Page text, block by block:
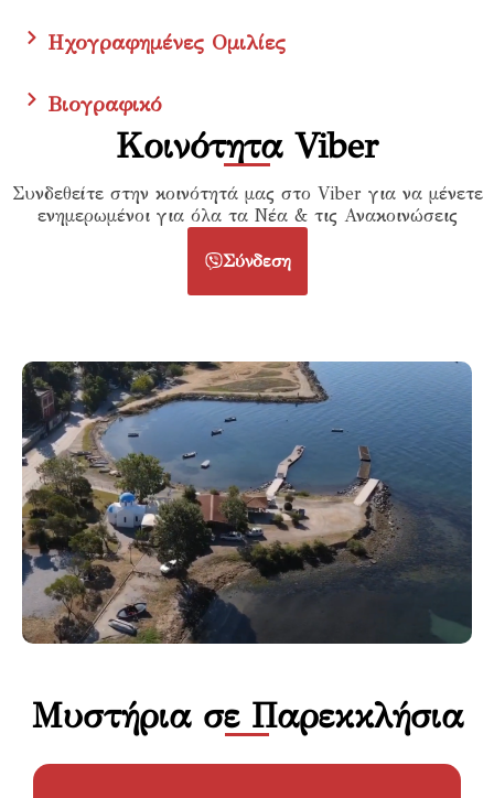
Ηχογραφημένες Ομιλίες
Βιογραφικό
Κοινότητα Viber
Συνδεθείτε στην κοινότητά μας στο Viber για να μένετε
ενημερωμένοι για όλα τα Νέα & τις Ανακοινώσεις
Σύνδεση
Μυστήρια σε Παρεκκλήσια